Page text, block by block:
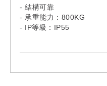
- 結構可靠
- 承重能力：800KG
- IP等級：IP55